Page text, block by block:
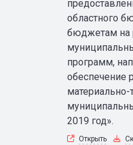
областного
бюджетам на
программ,
обеспечение
материально-
2019 год».
Открыть